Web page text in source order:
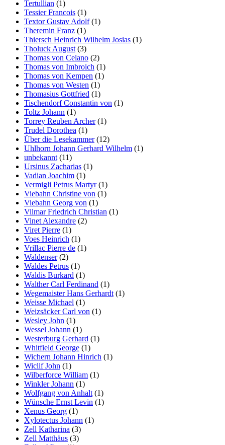
Tertullian (1)
Tessier Francois (1)
Textor Gustav Adolf(1)
Theremin Franz (1)
Thiersch Heinrich Wilhelm Josias (1)
Tholuck August (3)
Thomas von Celano (2)
Thomas von Imbroich (1)
Thomas von Kempen (1)
Thomas von Westen (1)
Thomasius Gottfried (1)
Tischendorf Constantin von (1)
Toltz Johann (1)
Torrey Reuben Archer(1)
Trudel Dorothea (1)
Über die Lesekammer(12)
Uhlhorn Johann Gerhard Wilhelm (1)
unbekannt (11)
Ursinus Zacharias (1)
Vadian Joachim (1)
Vermigli Petrus Martyr(1)
Viebahn Christine von (1)
Viebahn Georg von (1)
Vilmar Friedrich Christian (1)
Vinet Alexandre (2)
Viret Pierre (1)
Voes Heinrich (1)
Vrillac Pierre de (1)
Waldenser(2)
Waldes Petrus (1)
Waldis Burkard (1)
Walther Carl Ferdinand (1)
Wegemaister Hans Gerhardt (1)
Weisse Michael (1)
Weizsäcker Carl von (1)
Wesley John (1)
Wessel Johann (1)
Westerburg Gerhard (1)
Whitfield George (1)
Wichern Johann Hinrich (1)
Wiclif John (1)
Wilberforce William (1)
Winkler Johann (1)
Wolfgang von Anhalt (1)
Wünsche Ernst Levin (1)
Xenus Georg (1)
Xylotectus Johann (1)
Zell Katharina (3)
Zell Matthäus (3)